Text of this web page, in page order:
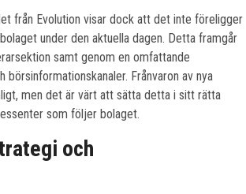
från Evolution visar dock att det inte föreligger
under den aktuella dagen. Detta framgår
samt genom en omfattande
börsinformationskanaler. Frånvaron av nya
men det är värt att sätta detta i sitt rätta
som följer bolaget.
och